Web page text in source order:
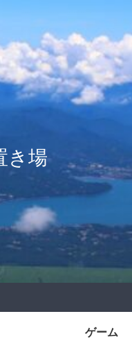
き場
ゲーム